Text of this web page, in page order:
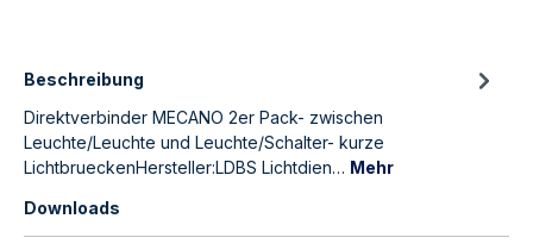
Beschreibung
Direktverbinder MECANO 2er Pack- zwischen
Leuchte/Leuchte und Leuchte/Schalter- kurze
LichtbrueckenHersteller:LDBS Lichtdien… Mehr
Downloads